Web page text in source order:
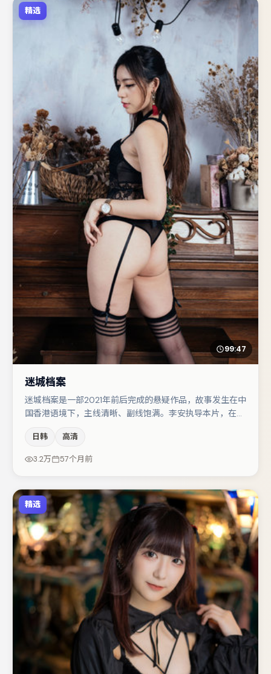
精选
99:47
迷城档案
迷城档案是一部2021年前后完成的悬疑作品，故事发生在中
国香港语境下，主线清晰、副线饱满。李安执导本片，在场
主演阵容包括肖央、王千源、大鹏等，角色动机前后呼应，
适合喜欢抠台词与伏笔的观众。整体完成度较高，适合周末
日韩 高清
3.2万 57个月前
精选